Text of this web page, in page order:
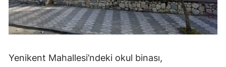
Yenikent Mahallesi’ndeki okul binası,